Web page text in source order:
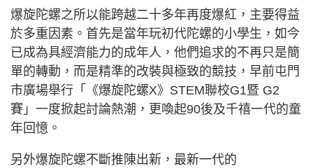
爆旋陀螺之所以能跨越二十多年再度爆紅，主要得益
於多重因素。首先是當年玩初代陀螺的小學生，如今
已成為具經濟能力的成年人，他們追求的不再只是簡
單的轉動，而是精準的改裝與極致的競技，早前屯門
市廣場舉行「《爆旋陀螺X》STEM聯校G1暨 G2
賽」一度掀起討論熱潮，更喚起90後及千禧一代的童
年回憶。
另外爆旋陀螺不斷推陳出新，最新一代的